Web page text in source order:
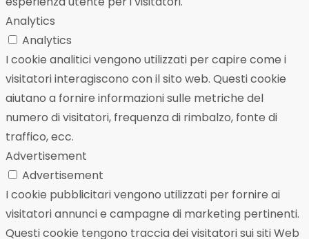
Analytics
Analytics
I cookie analitici vengono utilizzati per capire come i
visitatori interagiscono con il sito web. Questi cookie
aiutano a fornire informazioni sulle metriche del
numero di visitatori, frequenza di rimbalzo, fonte di
traffico, ecc.
Advertisement
Advertisement
I cookie pubblicitari vengono utilizzati per fornire ai
visitatori annunci e campagne di marketing pertinenti.
Questi cookie tengono traccia dei visitatori sui siti Web